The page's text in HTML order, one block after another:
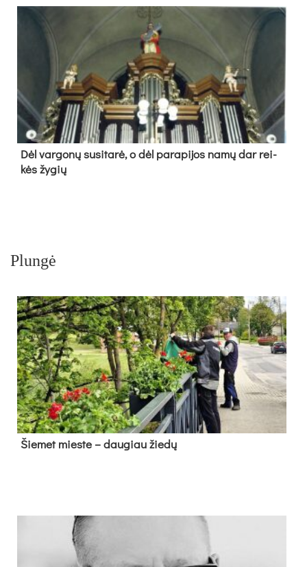
Dėl var­go­nų su­si­ta­rė, o dėl pa­ra­pi­jos na­mų dar rei­
kės žy­gių
Plungė
Šie­met mies­te – dau­giau žie­dų